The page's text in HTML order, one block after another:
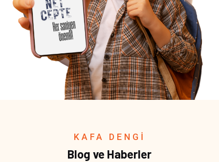
KAFA DENGİ
Blog ve Haberler